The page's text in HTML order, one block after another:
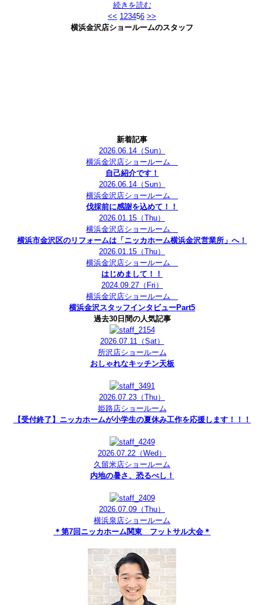
続きを読む
<< 123456 >>
横浜金沢店ショールームのスタッフ
新着記事
2026.06.14（Sun）
横浜金沢店ショールーム
自己紹介です！
2026.06.14（Sun）
横浜金沢店ショールーム
伐採前に感謝を込めて！！
2026.01.15 （Thu）
横浜金沢店ショールーム
横浜市金沢区のリフォームは「ニッカホーム横浜金沢営業所」へ！
2026.01.15 （Thu）
横浜金沢店ショールーム
はじめまして！！
2024.09.27（Fri）
横浜金沢店ショールーム
横浜金沢スタッフインタビューPart5
過去30日間の人気記事
2026.07.11（Sat）
所沢店ショールーム
おしゃれなキッチン天板
2026.07.23 （Thu）
姫路店ショールーム
【受付終了】ニッカホームが小学生の夏休み工作を応援します！！！
2026.07.22 （Wed）
久留米店ショールーム
内地の暑さ、恐るべし！
2026.07.09 （Thu）
横浜泉店ショールーム
＊第7回ニッカホーム関東 フットサル大会＊